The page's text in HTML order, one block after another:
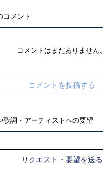
コメント
コメントはまだありません。
コメントを投稿する
歌詞・アーティストへの要望
リクエスト・要望を送る